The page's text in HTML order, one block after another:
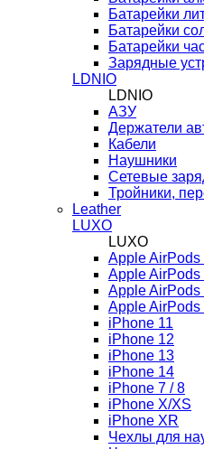
Батарейки
Батарейки
Батарейки
Зарядные
LDNIO
LDNIO
АЗУ
Держатели
Кабели
Наушники
Сетевые
Тройники,
Leather
LUXO
LUXO
Apple AirPods
Apple AirPods
Apple AirPods
Apple AirPods
iPhone 11
iPhone 12
iPhone 13
iPhone 14
iPhone 7 / 8
iPhone X/XS
iPhone XR
Чехлы для